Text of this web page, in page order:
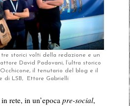
tre storici volti della redazione e un
David Padovani, l’ultra storico
il tenutario del blog e il
di LSB, Ettore Gabrielli
rete, in un’epoca pre-social,